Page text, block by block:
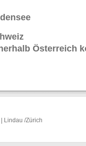
Österreich
Lindau /Zürich